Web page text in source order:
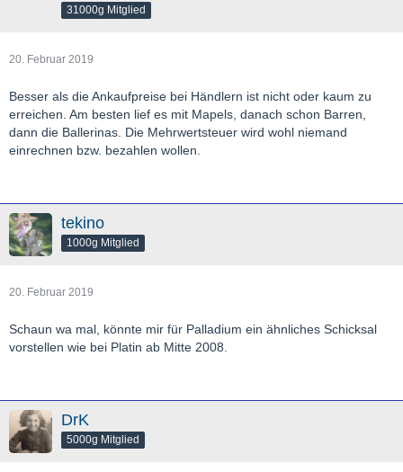
31000g Mitglied
20. Februar 2019
Besser als die Ankaufpreise bei Händlern ist nicht oder kaum zu
erreichen. Am besten lief es mit Mapels, danach schon Barren,
dann die Ballerinas. Die Mehrwertsteuer wird wohl niemand
einrechnen bzw. bezahlen wollen.
tekino
1000g Mitglied
20. Februar 2019
Schaun wa mal, könnte mir für Palladium ein ähnliches Schicksal
vorstellen wie bei Platin ab Mitte 2008.
DrK
5000g Mitglied